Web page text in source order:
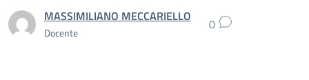
MASSIMILIANO MECCARIELLO
Docente 0